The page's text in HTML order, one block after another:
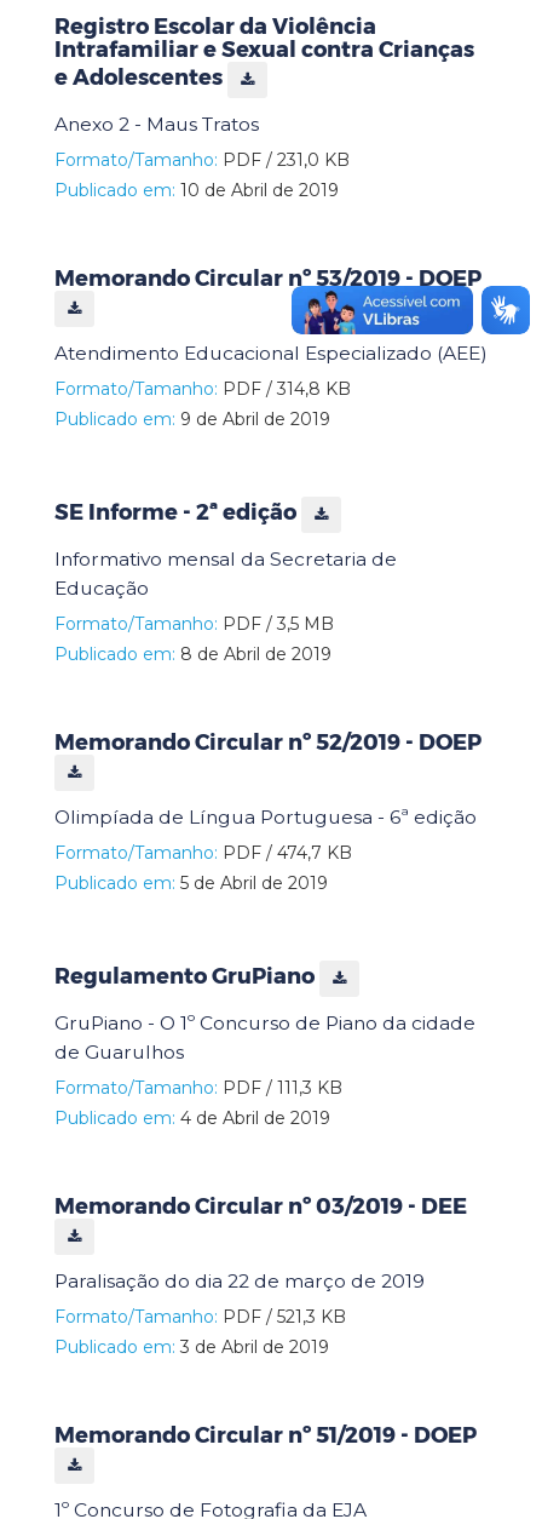
Registro Escolar da Violência
Intrafamiliar e Sexual contra Crianças
e Adolescentes
Anexo 2 - Maus Tratos
Formato/Tamanho: PDF / 231,0 KB
Publicado em: 10 de Abril de 2019
Memorando Circular nº 53/2019 - DOEP
Atendimento Educacional Especializado (AEE)
Formato/Tamanho: PDF / 314,8 KB
Publicado em: 9 de Abril de 2019
SE Informe - 2ª edição
Informativo mensal da Secretaria de
Educação
Formato/Tamanho: PDF / 3,5 MB
Publicado em: 8 de Abril de 2019
Memorando Circular nº 52/2019 - DOEP
Olimpíada de Língua Portuguesa - 6ª edição
Formato/Tamanho: PDF / 474,7 KB
Publicado em: 5 de Abril de 2019
Regulamento GruPiano
GruPiano - O 1º Concurso de Piano da cidade
de Guarulhos
Formato/Tamanho: PDF / 111,3 KB
Publicado em: 4 de Abril de 2019
Memorando Circular nº 03/2019 - DEE
Paralisação do dia 22 de março de 2019
Formato/Tamanho: PDF / 521,3 KB
Publicado em: 3 de Abril de 2019
Memorando Circular nº 51/2019 - DOEP
1º Concurso de Fotografia da EJA